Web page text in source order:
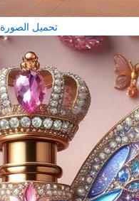
تحميل الصورة